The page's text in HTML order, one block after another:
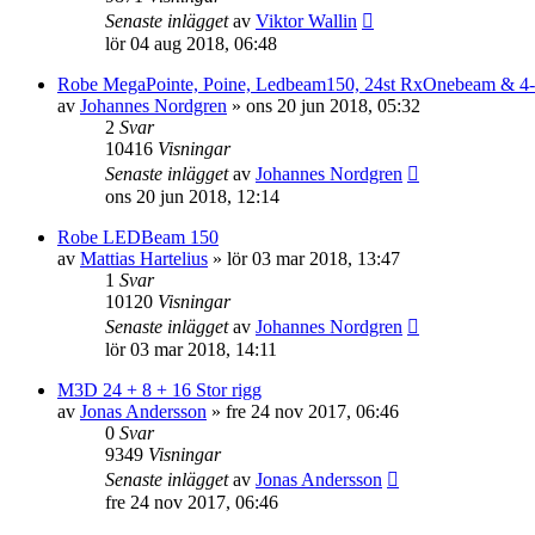
Senaste inläggetav Viktor Wallin
lör 04 aug 2018, 06:48
Robe MegaPointe, Poine, Ledbeam150, 24st RxOnebeam &
av Johannes Nordgren » ons 20 jun 2018, 05:32
2 Svar
10416 Visningar
Senaste inläggetav Johannes Nordgren
ons 20 jun 2018, 12:14
Robe LEDBeam 150
av Mattias Hartelius » lör 03 mar 2018, 13:47
1 Svar
10120 Visningar
Senaste inläggetav Johannes Nordgren
lör 03 mar 2018, 14:11
M3D 24 + 8 + 16 Stor rigg
av Jonas Andersson » fre 24 nov 2017, 06:46
0 Svar
9349 Visningar
Senaste inläggetav Jonas Andersson
fre 24 nov 2017, 06:46